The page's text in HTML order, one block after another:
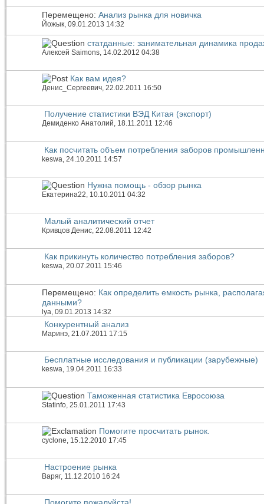
Перемещено: Анализ рынка для новичка
Йожык , 09.01.2013 14:32
статданные: занимательная динамика
Алексей Saimons , 14.02.2012 04:38
Как вам идея?
Денис_Сергеевич, 22.02.2011 16:50
Получение статистики ВЭД Китая (экспорт)
Демиденко Анатолий, 18.11.2011 12:46
Как посчитать объем потребления заборов
keswa, 24.10.2011 14:57
Нужна помощь - обзор рынка
Екатерина22, 10.10.2011 04:32
Малый аналитический отчет
Кривцов Денис, 22.08.2011 12:42
Как прикинуть количество потребления заборов?
keswa, 20.07.2011 15:46
Перемещено: Как определить емкость рынка,
данными?
lya, 09.01.2013 14:32
Конкурентный анализ
Маринэ, 21.07.2011 17:15
Бесплатные исследования и публикации (зарубежные)
keswa, 19.04.2011 16:33
Таможенная статистика Евросоюза
Statinfo , 25.01.2011 17:43
Помогите просчитать рынок.
cyclone, 15.12.2010 17:45
Настроение рынка
Варяг, 11.12.2010 16:24